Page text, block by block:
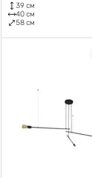
39 см
40 см
58 см